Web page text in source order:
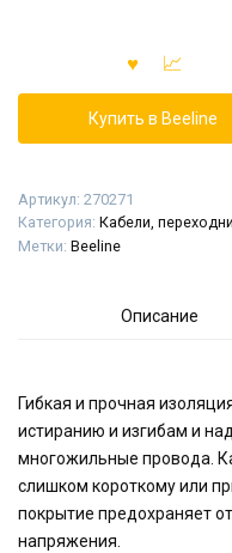
Купить в Beeline
Артикул: 270271
Категория: Кабели,
Метки: Beeline
Описание
Гибкая и прочная
истиранию и изгибам и
многожильные провода.
слишком короткому или
покрытие предохраняет
напряжения.